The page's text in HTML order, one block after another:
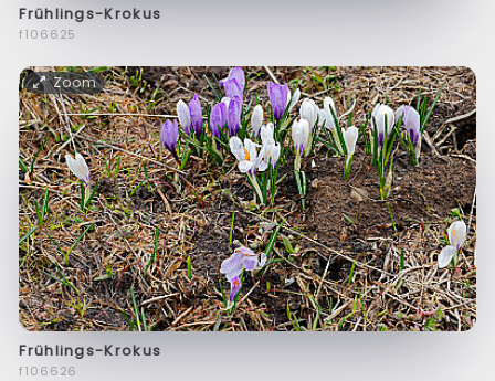
Frühlings-Krokus
f106625
Zoom
Frühlings-Krokus
f106626